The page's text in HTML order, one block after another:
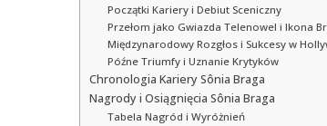
Początki Kariery i Debiut Sceniczny
Przełom jako Gwiazda Telenowel i Ikona
Międzynarodowy Rozgłos i Sukcesy w
Późne Triumfy i Uznanie Krytyków
Chronologia Kariery Sônia Braga
Nagrody i Osiągnięcia Sônia Braga
Tabela Nagród i Wyróżnień